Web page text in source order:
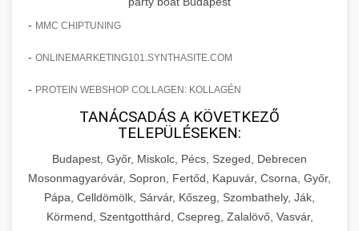
- MMC CHIPTUNING
- ONLINEMARKETING101.SYNTHASITE.COM
- PROTEIN WEBSHOP COLLAGEN: KOLLAGÉN
TANÁCSADÁS A KÖVETKEZŐ
TELEPÜLÉSEKEN:
Budapest, Győr, Miskolc, Pécs, Szeged, Debrecen
Mosonmagyaróvár, Sopron, Fertőd, Kapuvár, Csorna, Győr,
Pápa, Celldömölk, Sárvár, Kőszeg, Szombathely, Ják,
Körmend, Szentgotthárd, Csepreg, Zalalövő, Vasvár,